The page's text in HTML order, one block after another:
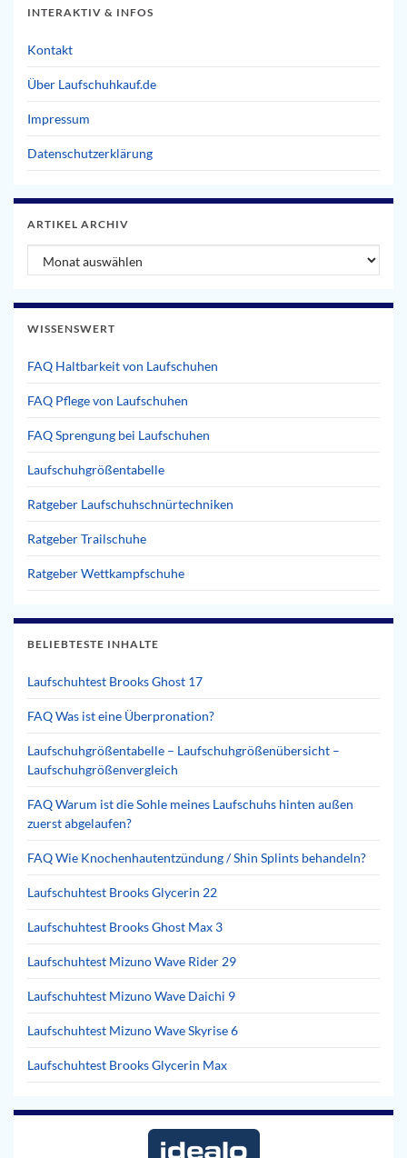
INTERAKTIV & INFOS
Kontakt
Über Laufschuhkauf.de
Impressum
Datenschutzerklärung
ARTIKEL ARCHIV
Artikel Archiv
WISSENSWERT
FAQ Haltbarkeit von Laufschuhen
FAQ Pflege von Laufschuhen
FAQ Sprengung bei Laufschuhen
Laufschuhgrößentabelle
Ratgeber Laufschuhschnürtechniken
Ratgeber Trailschuhe
Ratgeber Wettkampfschuhe
BELIEBTESTE INHALTE
Laufschuhtest Brooks Ghost 17
FAQ Was ist eine Überpronation?
Laufschuhgrößentabelle – Laufschuhgrößenübersicht –
Laufschuhgrößenvergleich
FAQ Warum ist die Sohle meines Laufschuhs hinten außen
zuerst abgelaufen?
FAQ Wie Knochenhautentzündung / Shin Splints behandeln?
Laufschuhtest Brooks Glycerin 22
Laufschuhtest Brooks Ghost Max 3
Laufschuhtest Mizuno Wave Rider 29
Laufschuhtest Mizuno Wave Daichi 9
Laufschuhtest Mizuno Wave Skyrise 6
Laufschuhtest Brooks Glycerin Max